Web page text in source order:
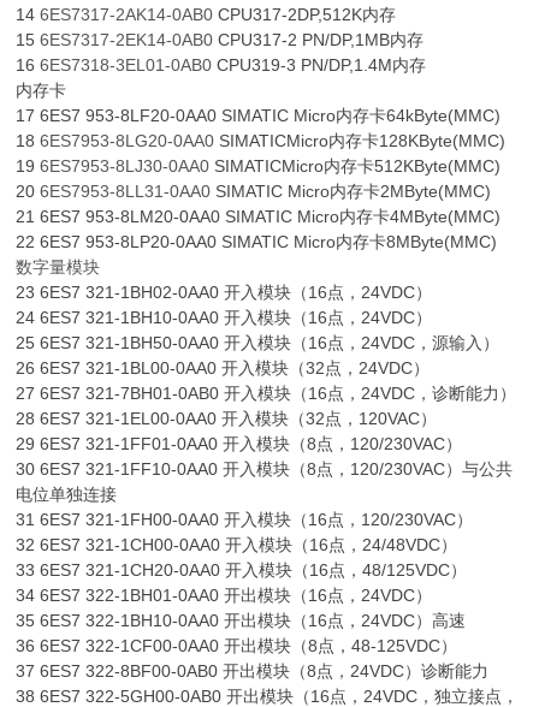
146ES7317-2AK14-0AB0 CPU317-2DP,512K内存
156ES7317-2EK14-0AB0 CPU317-2 PN/DP,1MB内存
166ES7318-3EL01-0AB0 CPU319-3 PN/DP,1.4M内存
内存卡
17 6ES7 953-8LF20-0AA0 SIMATIC Micro内存卡64kByte(MMC)
186ES7953-8LG20-0AA0 SIMATICMicro内存卡128KByte(MMC)
196ES7953-8LJ30-0AA0 SIMATICMicro内存卡512KByte(MMC)
206ES7953-8LL31-0AA0 SIMATIC Micro内存卡2MByte(MMC)
21 6ES7 953-8LM20-0AA0 SIMATIC Micro内存卡4MByte(MMC)
22 6ES7 953-8LP20-0AA0 SIMATIC Micro内存卡8MByte(MMC)
数字量模块
23 6ES7 321-1BH02-0AA0 开入模块（16点，24VDC）
24 6ES7 321-1BH10-0AA0 开入模块（16点，24VDC）
25 6ES7 321-1BH50-0AA0 开入模块（16点，24VDC，源输入）
26 6ES7 321-1BL00-0AA0 开入模块（32点，24VDC）
27 6ES7 321-7BH01-0AB0 开入模块（16点，24VDC，诊断能力）
28 6ES7 321-1EL00-0AA0 开入模块（32点，120VAC）
29 6ES7 321-1FF01-0AA0 开入模块（8点，120/230VAC）
30 6ES7 321-1FF10-0AA0 开入模块（8点，120/230VAC）与公共
电位单独连接
31 6ES7 321-1FH00-0AA0 开入模块（16点，120/230VAC）
32 6ES7 321-1CH00-0AA0 开入模块（16点，24/48VDC）
33 6ES7 321-1CH20-0AA0 开入模块（16点，48/125VDC）
34 6ES7 322-1BH01-0AA0 开出模块（16点，24VDC）
35 6ES7 322-1BH10-0AA0 开出模块（16点，24VDC）高速
36 6ES7 322-1CF00-0AA0 开出模块（8点，48-125VDC）
37 6ES7 322-8BF00-0AB0 开出模块（8点，24VDC）诊断能力
38 6ES7 322-5GH00-0AB0 开出模块（16点，24VDC，独立接点，